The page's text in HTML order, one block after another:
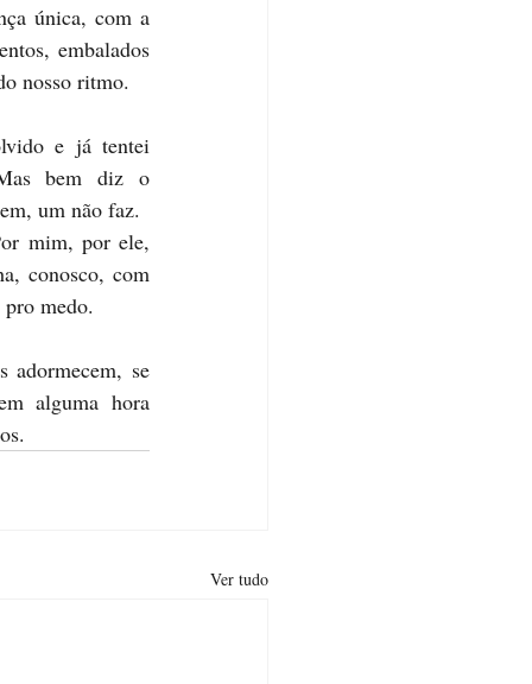
única, com a
embalados
nosso ritmo.
e já tentei
bem diz o
um não faz.
mim, por ele,
conosco, com
medo.
adormecem, se
alguma hora
Ver tudo